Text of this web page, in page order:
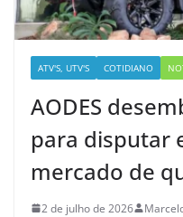
ATV'S, UTV'S COTIDIANO
AODES
para disputar
mercado de
2 de julho de 2026